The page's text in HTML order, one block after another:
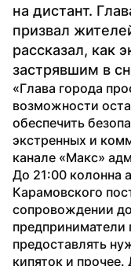
на дистант.
призвал
рассказал, как
застрявшим в
«Глава города
возможности
обеспечить
экстренных и
канале «Макс»
До 21:00 колонна
Карамовского
сопровождении
предприниматели
предоставлять
кипяток и